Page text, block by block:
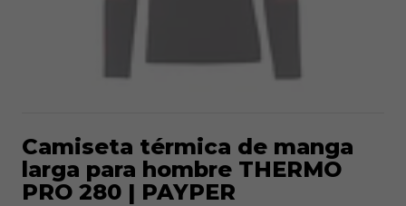
Camiseta térmica de manga
larga para hombre THERMO
PRO 280 | PAYPER